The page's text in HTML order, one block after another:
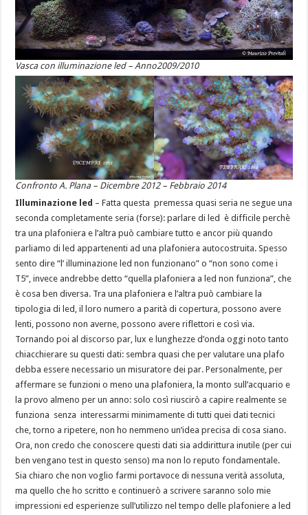
Vasca con illuminazione led – Anno2009/2010
Confronto A. Plana – Dicembre 2012 – Febbraio 2014
Illuminazione led – Fatta questa premessa quasi seria ne segue una
seconda completamente seria (forse): parlare di led è difficile perchè
tra una plafoniera e l’altra può cambiare tutto e ancor più quando
parliamo di led appartenenti ad una plafoniera autocostruita. Spesso
sento dire “l’ illuminazione led non funzionano” o “non sono come i
T5”, invece andrebbe detto “quella plafoniera a led non funziona”, che
è cosa ben diversa. Tra una plafoniera e l’altra può cambiare la
tipologia di led, il loro numero a parità di copertura, possono avere
lenti, possono non averne, possono avere riflettori e così via.
Tornando poi al discorso par, lux e lunghezze d’onda oggi noto tanto
chiacchierare su questi dati: sembra quasi che per valutare una plafo
debba essere necessario un misuratore dei par. Personalmente, per
affermare se funzioni o meno una plafoniera, la monto sull’acquario e
la provo almeno per un anno: solo così riuscirò a capire realmente se
funziona senza interessarmi minimamente di tutti quei dati tecnici
che, torno a ripetere, non ho nemmeno un’idea precisa di cosa siano.
Ora, non credo che conoscere questi dati sia addirittura inutile (per cui
ben vengano test in questo senso) ma non lo reputo fondamentale.
Sia chiaro che non voglio farmi portavoce di nessuna verità assoluta,
ma quello che ho scritto e continuerò a scrivere saranno solo mie
impressioni ed esperienze sull’utilizzo nel tempo delle plafoniere a led